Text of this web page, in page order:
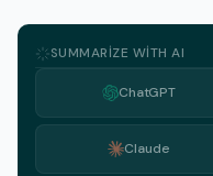
SUMMARIZE WITH AI
ChatGPT
Claude